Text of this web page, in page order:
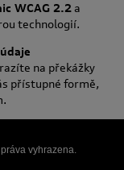
WCAG 2.2a
technologií.
na překážky
přístupné formě,
vyhrazena.